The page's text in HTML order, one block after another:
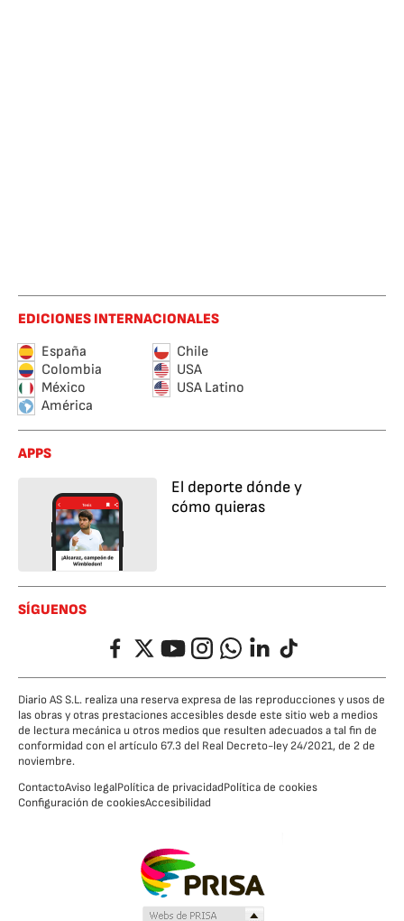
EDICIONES INTERNACIONALES
España
Chile
Colombia
USA
México
USA Latino
América
APPS
El deporte dónde y
cómo quieras
SÍGUENOS
FacebookTwitterYouTubeInstagramWhatsappLinkedIn
TikTok
Diario AS S.L. realiza una reserva expresa de las reproducciones y usos de
las obras y otras prestaciones accesibles desde este sitio web a medios
de lectura mecánica u otros medios que resulten adecuados a tal fin de
conformidad con el artículo 67.3 del Real Decreto-ley 24/2021, de 2 de
noviembre.
ContactoAviso legalPolítica de privacidadPolítica de cookies
Configuración de cookiesAccesibilidad